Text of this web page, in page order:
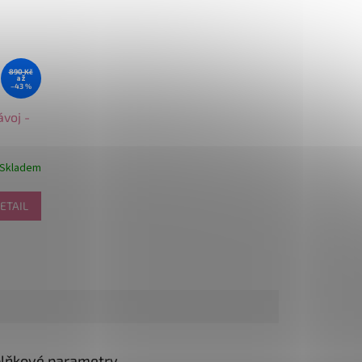
890 Kč
až
–43 %
-
Skladem